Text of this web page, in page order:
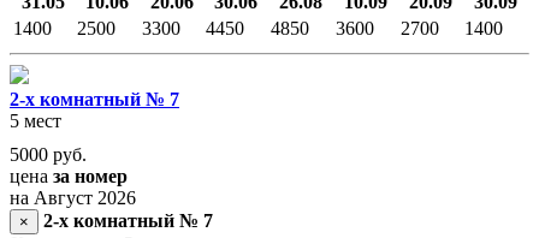
1400
2500 3300 4450 4850 3600 2700 1400
2-х комнатный № 7
5 мест
5000 руб.
цена за номер
на Август 2026
×
2-х комнатный № 7